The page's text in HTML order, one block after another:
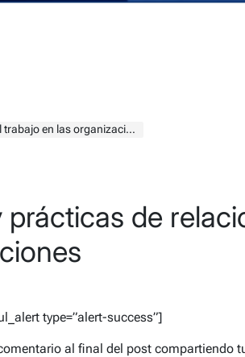
en las organizaciones
de
type=”alert-success”]
al final del post compartiendo